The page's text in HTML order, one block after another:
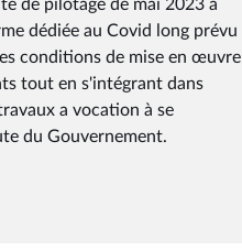
de pilotage de mai 2023 a
dédiée au Covid long prévu
conditions de mise en œuvre
tout en s'intégrant dans
a vocation à se
du Gouvernement.